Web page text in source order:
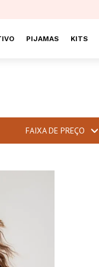
PIJAMAS KITS
FAIXA DE PREÇO